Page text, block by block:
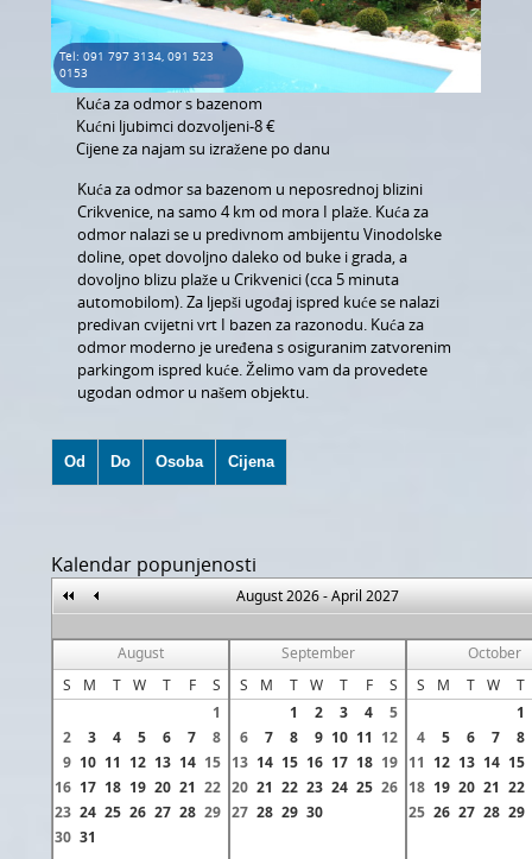
USLUGE
IZLETI
FOTOGRAFIJA I VIDEO SNIMANJE
Tel: 091 797 3134, 091 523
0153
Kuća za odmor s bazenom
Kućni ljubimci dozvoljeni-8 €
Cijene za najam su izražene po danu
Kuća za odmor sa bazenom u neposrednoj blizini
Crikvenice, na samo 4 km od mora I plaže. Kuća za
odmor nalazi se u predivnom ambijentu Vinodolske
doline, opet dovoljno daleko od buke i grada, a
dovoljno blizu plaže u Crikvenici (cca 5 minuta
automobilom). Za ljepši ugođaj ispred kuće se nalazi
predivan cvijetni vrt I bazen za razonodu. Kuća za
odmor moderno je uređena s osiguranim zatvorenim
parkingom ispred kuće. Želimo vam da provedete
ugodan odmor u našem objektu.
Od Do Osoba Cijena
Kalendar popunjenosti
August 2026 - April 2027
August
S
M T W T F
S
1
2
3 4 5 6 7
8
9 10 11 12 13 14 15
16 17 18 19 20 21 22
23 24 25 26 27 28 29
30 31
September
S
M T W T F
S
1
2 3 4
5
6
7 8 9 10 11 12
13 14 15 16 17 18 19
20 21 22 23 24 25 26
27 28 29 30
October
S
M T W
T
1
4
5 6 7
8
11 12 13 14 15
18 19 20 21 22
25 26 27 28 29